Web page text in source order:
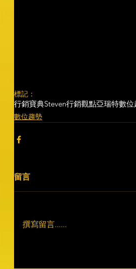
標記：
行銷寶典Steven行銷觀點亞瑞特數位
數位趨勢
留言
撰寫留言......